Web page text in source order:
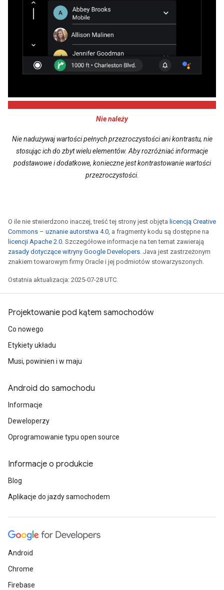
Nie należy
Nie nadużywaj wartości pełnych przezroczystości ani kontrastu, nie
stosując ich do zbyt wielu elementów. Aby rozróżniać informacje
podstawowe i dodatkowe, konieczne jest kontrastowanie wartości
przezroczystości.
O ile nie stwierdzono inaczej, treść tej strony jest objęta licencją Creative
Commons – uznanie autorstwa 4.0, a fragmenty kodu są dostępne na
licencji Apache 2.0. Szczegółowe informacje na ten temat zawierają
zasady dotyczące witryny Google Developers. Java jest zastrzeżonym
znakiem towarowym firmy Oracle i jej podmiotów stowarzyszonych.
Ostatnia aktualizacja: 2025-07-28 UTC.
Projektowanie pod kątem samochodów
Co nowego
Etykiety układu
Musi, powinien i w maju
Android do samochodu
Informacje
Deweloperzy
Oprogramowanie typu open source
Informacje o produkcie
Blog
Aplikacje do jazdy samochodem
Android
Chrome
Firebase